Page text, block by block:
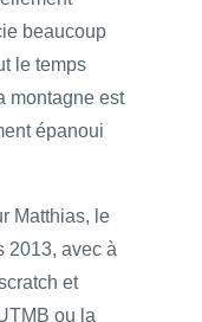
beaucoup
le temps
montagne est
épanoui
Matthias, le
2013, avec à
et
ou la